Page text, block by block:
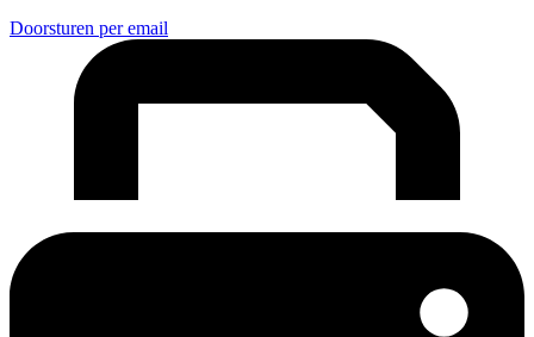
Doorsturen per email